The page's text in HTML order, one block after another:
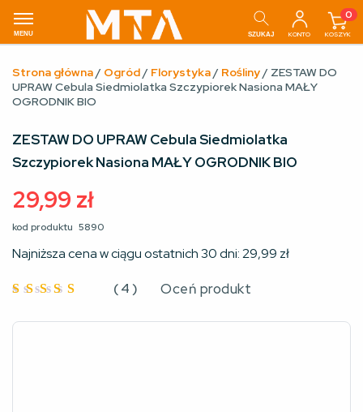
MENU SZUKAJ KONTO
0
KOSZYK
Strona główna/ Ogród/ Florystyka/ Rośliny/ ZESTAW DO
UPRAW Cebula Siedmiolatka Szczypiorek Nasiona MAŁY
OGRODNIK BIO
ZESTAW DO UPRAW Cebula Siedmiolatka
Szczypiorek Nasiona MAŁY OGRODNIK BIO
29,99 zł
kod produktu 5890
Najniższa cena w ciągu ostatnich 30 dni:29,99 zł
4.75na
(4 ) Oceń produkt